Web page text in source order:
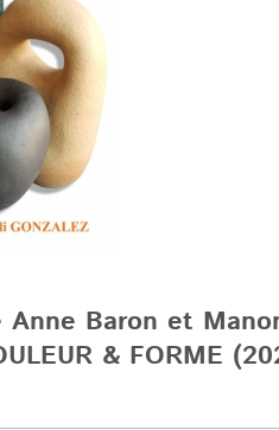
Baron et
& FORME